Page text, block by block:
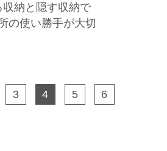
3 4 5 6
収納と隠す収納で
の使い勝手が大切